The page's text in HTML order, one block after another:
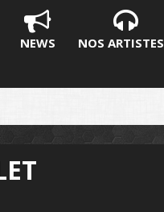
NEWS NOS ARTISTES